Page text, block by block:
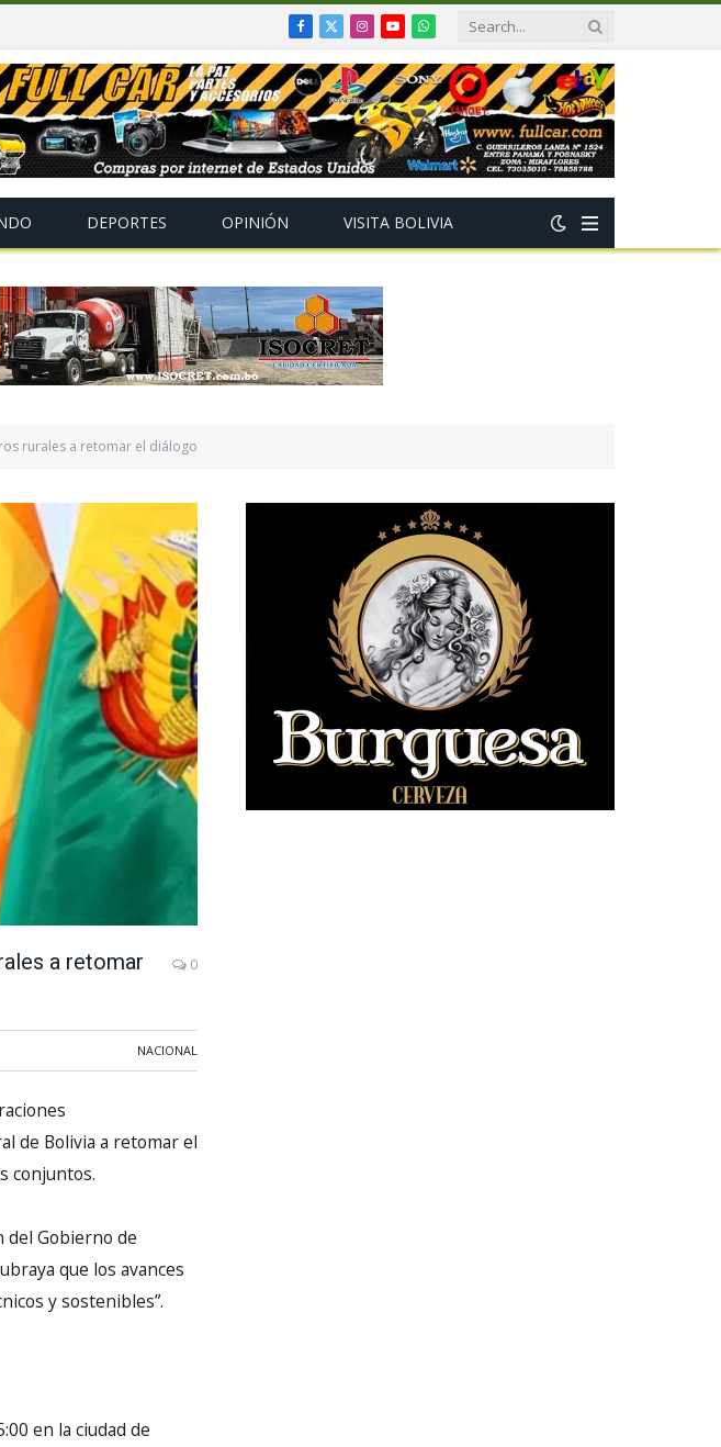
Facebook
X
(Twitter)
Instagram
YouTubeWhatsApp
DEPORTES OPINIÓN VISITA BOLIVIA
rurales a retomar el diálogo
a retomar
0
NACIONAL
de Bolivia a retomar el
conjuntos.
del Gobierno de
que los avances
y sostenibles”.
en la ciudad de